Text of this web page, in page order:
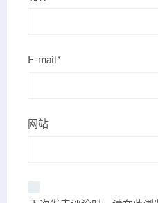
E-mail*
网站